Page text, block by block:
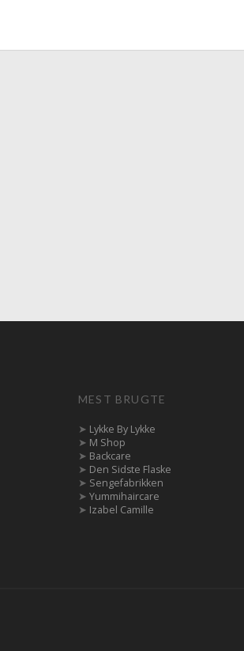
MEST BRUGTE
➤ Lykke By Lykke
➤ M Shop
➤ Backcare
➤ Den Sidste Flaske
➤ Sengefabrikken
➤ Yummihaircare
➤ Izabel Camille